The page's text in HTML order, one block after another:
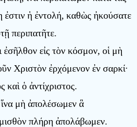
ἐστιν ἡ ἐντολή, καθὼς ἠκούσατε
περιπατῆτε.
ἐσῆλθον εἰς τὸν κόσμον, οἱ μὴ
Χριστὸν ἐρχόμενον ἐν σαρκί·
καὶ ὁ ἀντίχριστος.
μὴ ἀπολέσωμεν ἃ
πλήρη ἀπολάβωμεν.